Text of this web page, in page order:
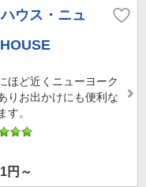
ウス・ニュ
ほど近くニューヨーク
りお出かけにも便利な
す。
円～